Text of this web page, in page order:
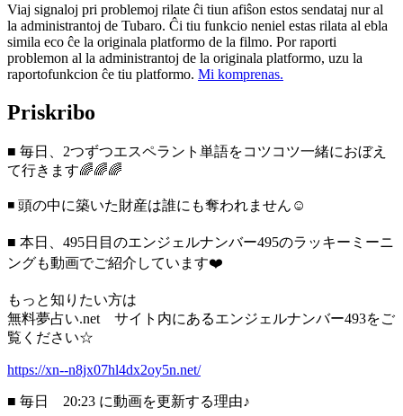
Viaj signaloj pri problemoj rilate ĉi tiun afiŝon estos sendataj nur al
la administrantoj de Tubaro. Ĉi tiu funkcio neniel estas rilata al ebla
simila eco ĉe la originala platformo de la filmo. Por raporti
problemon al la administrantoj de la originala platformo, uzu la
raportofunkcion ĉe tiu platformo. Mi komprenas.
Priskribo
■ 毎日、2つずつエスペラント単語をコツコツ一緒におぼえ
て行きます🌈🌈🌈
◾️ 頭の中に築いた財産は誰にも奪われません☺️
■ 本日、495日目のエンジェルナンバー495のラッキーミーニ
ングも動画でご紹介しています❤️
もっと知りたい方は
無料夢占い.net サイト内にあるエンジェルナンバー493をご
覧ください☆
https://xn--n8jx07hl4dx2oy5n.net/
■ 毎日 20:23 に動画を更新する理由♪